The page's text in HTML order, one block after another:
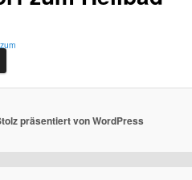
präsentiert von WordPress